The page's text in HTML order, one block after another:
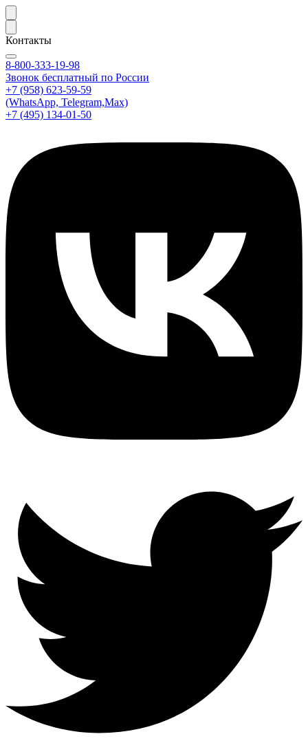
Контакты
8-800-333-19-98
Звонок бесплатный по России
+7 (958) 623-59-59
(WhatsApp, Telegram,Max)
+7 (495) 134-01-50